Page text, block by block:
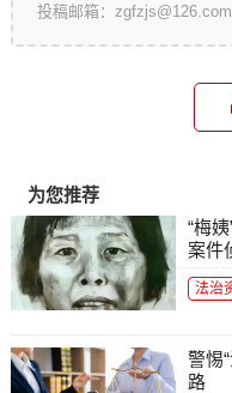
投稿邮箱：zgfzjs@126.com
为您推荐
“梅
案件
法治
警惕
路